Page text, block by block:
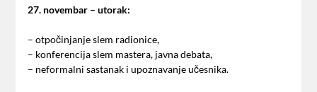
27. novembar – utorak:
– otpočinjanje slem radionice,
– konferencija slem mastera, javna debata,
– neformalni sastanak i upoznavanje učesnika.